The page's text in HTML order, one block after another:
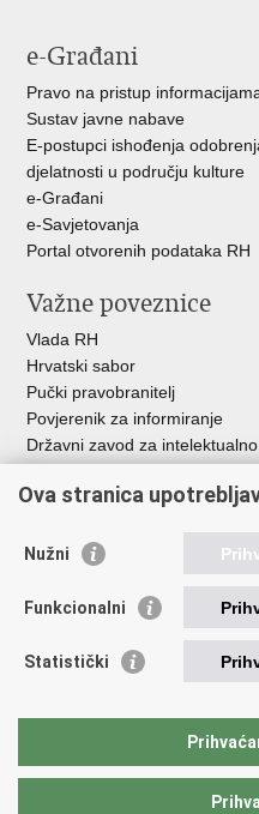
e-Građani
Pravo na pristup
Sustav javne nabave
E-postupci ishođenja
djelatnosti u području kulture
e-Građani
e-Savjetovanja
Portal otvorenih podataka RH
Važne poveznice
Vlada RH
Hrvatski sabor
Pučki pravobranitelj
Povjerenik za informiranje
Državni zavod za
HAKOM
Ostale poveznice
Hrvatski audiovizualni centar
Creative Europe
EU National Institutes for
Međunarodni centar za
Ova stranica
Nužni
Funkcionalni
Statistički